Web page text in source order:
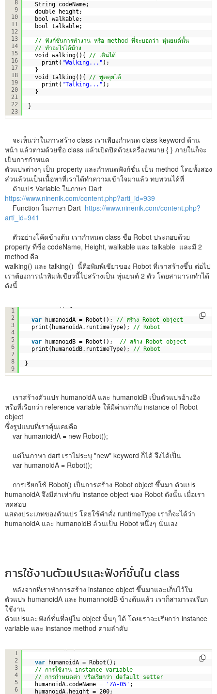
8
9
10
11
12
13
14
15
16
17
18
19
20
21
22
23
String codeName;
double height;
bool walkable;
bool talkable;
// ฟังก์ชั่นการทำงาน หรือ method ที่จะบอกว่า หุ่นยนต์นั้น
// ทำอะไรได้บ้าง
void walking(){ // เดินได้
print( "Walking..." );
}
void talking(){ // พูดคุยได้
print( "Talking..." );
}
}
จะเห็นว่าในการสร้าง class เราเพียงกำหนด class keyword ด้าน
หน้า แล้วตามด้วยชื่อ class แล้วเปิดปิดด้วยเครื่องหมาย { } ภายในก็จะ
เป็นการกำหนด
ตัวแปรต่างๆ เป็น property และกำหนดฟังก์ชั่น เป็น method โดยทั้งสอง
ส่วนล้วนเป็นเนื้อหาที่เราได้ทำความเข้าใจมาแล้ว ทบทวนได้ที่
ตัวแปร Variable ในภาษา Dart
https://www.ninenik.com/content.php?arti_id=939
Function ในภาษา Dart https://www.ninenik.com/content.php?
arti_id=941
ตัวอย่างโค้ดข้างต้น เรากำหนด class ชื่อ Robot ประกอบด้วย
property ที่ชื่อ codeName, Height, walkable และ talkable และมี 2
method คือ
walking() และ talking() นี้คือพิมพ์เขียวของ Robot ที่เราสร้างขึ้น ต่อไป
เราต้องการนำพิมพ์เขียวนี้ไปสร้างเป็น หุ่นยนต์ 2 ตัว โดยสามารถทำได้
ดังนี้
1
2
3
4
5
6
7
8
9
var humanoidA = Robot(); // สร้าง Robot object
print(humanoidA.runtimeType); // Robot
var humanoidB = Robot(); // สร้าง Robot object
print(humanoidB.runtimeType); // Robot
}
เราสร้างตัวแปร humanoidA และ humanoidB เป็นตัวแปรอ้างอิง
หรือที่เรียกว่า reference variable ให้มีค่าเท่ากับ instance of Robot
object
ซึ่่งรูปแบบที่เราคุ้นเคยคือ
var humanioidA = new Robot();
แต่ในภาษา dart เราไม่ระบุ "new" keyword ก็ได้ จึงได้เป็น
var humanoidA = Robot();
การเรียกใช้ Robot() เป็นการสร้าง Robot object ขึ้นมา ตัวแปร
humanoidA จึงมีค่าเท่ากับ instance object ของ Robot ดังนั้น เมื่อเรา
ทดสอบ
แสดงประเภทของตัวแปร โดยใช้คำสั่ง runtimeType เราก็จะได้ว่า
humanoidA และ humanoidB ล้วนเป็น Robot หนึ่งๆ นั่นเอง
การใช้งานตัวแปรและฟังก์ชั่นใน class
หลังจากที่เราทำการสร้าง instance object ขึ้นมาและเก็บไว้ใน
ตัวแปร humanoidA และ humannoidB ข้างต้นแล้ว เราก็สามารถเรียก
ใช้งาน
ตัวแปรและฟังก์ชั่นที่อยู่ใน object นั้นๆ ได้ โดยเราจะเรียกว่า instance
variable และ instance method ตามลำดับ
1
2
3
4
5
6
var
humanoidA = Robot();
// การใช้งาน instance variable
// การกำหนดค่า หรือเรียกว่า default setter
humanoidA.codeName =
'ZA-05' ;
humanoidA.height = 200;